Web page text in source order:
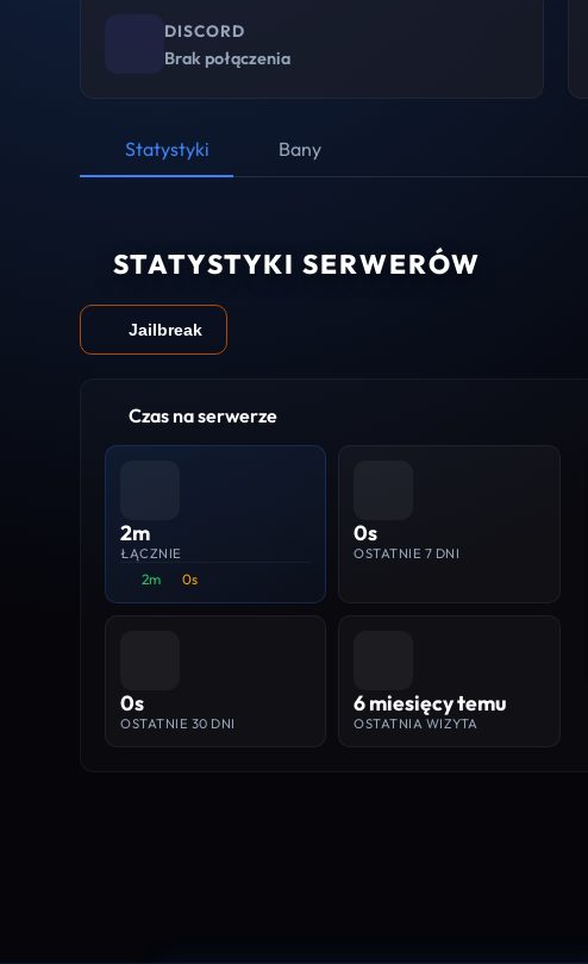
DISCORD
Brak połączenia
Statystyki Bany
STATYSTYKI SERWERÓW
Jailbreak
Czas na serwerze
2m
ŁĄCZNIE
2m 0s
0s
OSTATNIE 7 DNI
0s
OSTATNIE 30 DNI
6 miesięcy temu
OSTATNIA WIZYTA